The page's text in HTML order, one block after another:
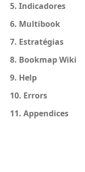
5. Indicadores
6. Multibook
7. Estratégias
8. Bookmap Wiki
9. Help
10. Errors
11. Appendices